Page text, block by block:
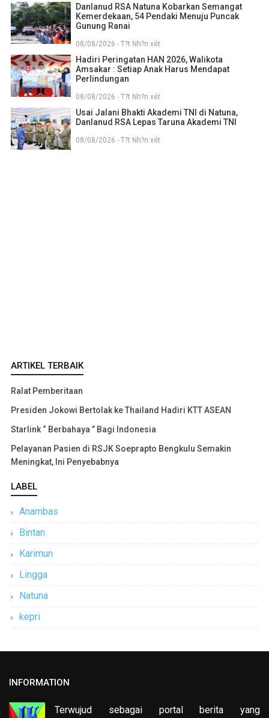
Danlanud RSA Natuna Kobarkan Semangat
Kemerdekaan, 54 Pendaki Menuju Puncak
Gunung Ranai
08/08/2026 - T?t Nh?n xét
Hadiri Peringatan HAN 2026, Walikota
Amsakar : Setiap Anak Harus Mendapat
Perlindungan
08/08/2026 - T?t Nh?n xét
Usai Jalani Bhakti Akademi TNI di Natuna,
Danlanud RSA Lepas Taruna Akademi TNI
08/08/2026 - T?t Nh?n xét
ARTIKEL TERBAIK
Ralat Pemberitaan
Presiden Jokowi Bertolak ke Thailand Hadiri KTT ASEAN
Starlink “ Berbahaya ” Bagi Indonesia
Pelayanan Pasien di RSJK Soeprapto Bengkulu Semakin
Meningkat, Ini Penyebabnya
LABEL
Anambas
Bintan
Karimun
Lingga
Natuna
kepri
INFORMATION
Terwujud sebagai portal berita yang